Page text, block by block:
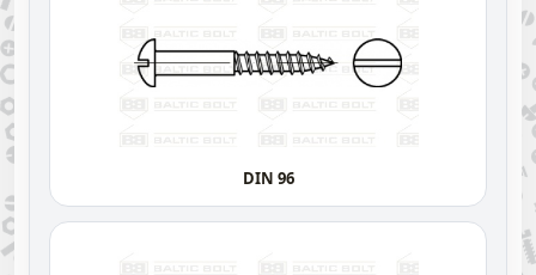
DIN 96